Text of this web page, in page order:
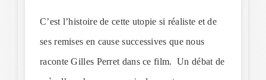
C’est l’histoire de cette utopie si réaliste et de
ses remises en cause successives que nous
raconte Gilles Perret dans ce film. Un débat de